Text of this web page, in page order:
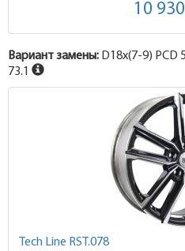
10 930
Вариант замены: D18x(7-9) PCD
73.1
Tech Line RST.078